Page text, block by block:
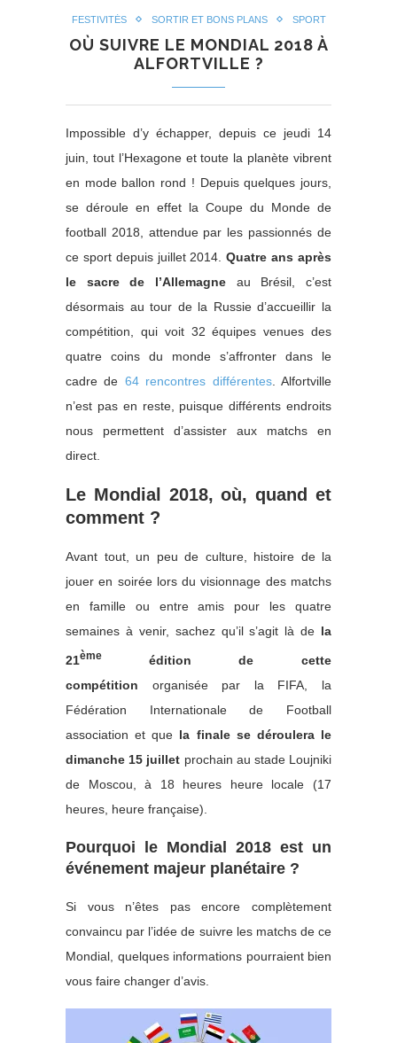
FESTIVITÉS SORTIR ET BONS PLANS SPORT
OÙ SUIVRE LE MONDIAL 2018 À
ALFORTVILLE ?
Impossible d’y échapper, depuis ce jeudi 14
juin, tout l’Hexagone et toute la planète vibrent
en mode ballon rond ! Depuis quelques jours,
se déroule en effet la Coupe du Monde de
football 2018, attendue par les passionnés de
ce sport depuis juillet 2014.Quatre ans après
le sacre de l’Allemagne au Brésil, c’est
désormais au tour de la Russie d’accueillir la
compétition, qui voit 32 équipes venues des
quatre coins du monde s’affronter dans le
cadre de 64 rencontres différentes. Alfortville
n’est pas en reste, puisque différents endroits
nous permettent d’assister aux matchs en
direct.
Le Mondial 2018, où, quand et
comment ?
Avant tout, un peu de culture, histoire de la
jouer en soirée lors du visionnage des matchs
en famille ou entre amis pour les quatre
semaines à venir, sachez qu’il s’agit là de la
21ème édition de cette
compétition organisée par la FIFA, la
Fédération Internationale de Football
association et que la finale se déroulera le
dimanche 15 juillet prochain au stade Loujniki
de Moscou, à 18 heures heure locale (17
heures, heure française).
Pourquoi le Mondial 2018 est un
événement majeur planétaire ?
Si vous n’êtes pas encore complètement
convaincu par l’idée de suivre les matchs de ce
Mondial, quelques informations pourraient bien
vous faire changer d’avis.